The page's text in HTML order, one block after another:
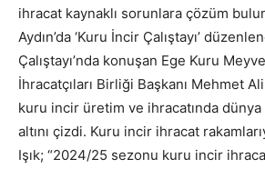
ihracat kaynaklı sorunlara çözüm
Aydın’da ‘Kuru İncir Çalıştayı’
Çalıştayı’nda konuşan Ege Kuru
İhracatçıları Birliği Başkanı Mehmet
kuru incir üretim ve ihracatında
altını çizdi. Kuru incir ihracat
Işık; “2024/25 sezonu kuru incir